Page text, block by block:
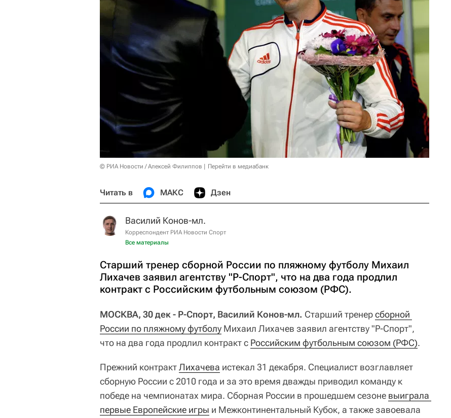
© РИА Новости / Алексей Филиппов Перейти в медиабанк
Читать в МАКС Дзен
Василий Конов-мл.
Корреспондент РИА Новости Спорт
Все материалы
Старший тренер сборной России по пляжному футболу Михаил
Лихачев заявил агентству "Р-Спорт", что на два года продлил
контракт с Российским футбольным союзом (РФС).
МОСКВА, 30 дек - Р-Спорт, Василий Конов-мл. Старший тренерсборной
России по пляжному футболу Михаил Лихачев заявил агентству "Р-Спорт",
что на два года продлил контракт с Российским футбольным союзом (РФС).
Прежний контрактЛихачева истекал 31 декабря. Специалист возглавляет
сборную России с 2010 года и за это время дважды приводил команду к
победе на чемпионатах мира. Сборная России в прошедшем сезоне выиграла
первые Европейские игры и Межконтинентальный Кубок, а также завоевала